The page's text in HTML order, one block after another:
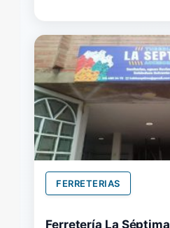
FERRETERIAS
Ferretería La Séptima